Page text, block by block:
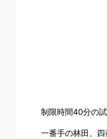
制限時間40分の
一番手の林田、